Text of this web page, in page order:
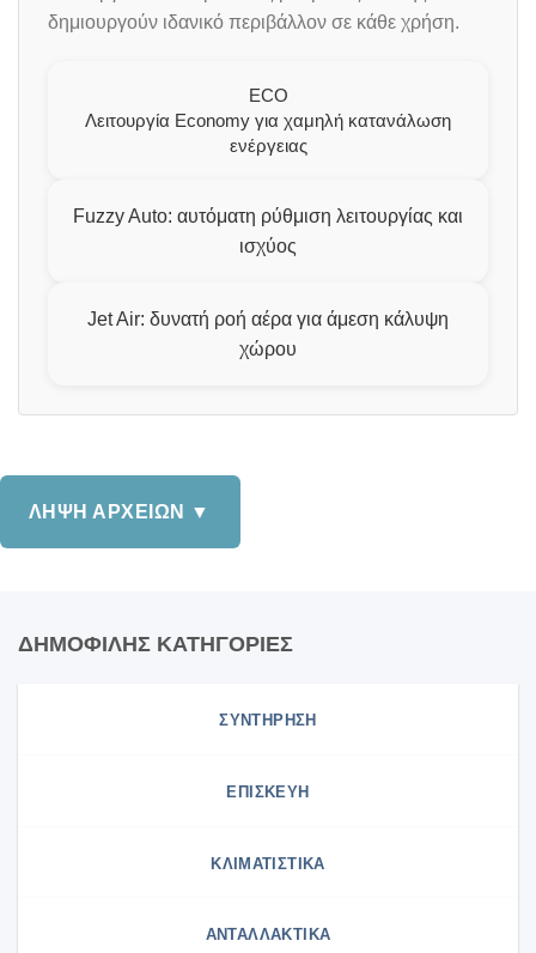
δημιουργούν ιδανικό περιβάλλον σε κάθε χρήση.
ECO
Λειτουργία Economy για χαμηλή κατανάλωση
ενέργειας
Fuzzy Auto: αυτόματη ρύθμιση λειτουργίας και
ισχύος
Jet Air: δυνατή ροή αέρα για άμεση κάλυψη
χώρου
ΛΗΨΗ ΑΡΧΕΙΩΝ ▼
ΔΗΜΟΦΙΛΗΣ ΚΑΤΗΓΟΡΙΕΣ
ΣΥΝΤΗΡΗΣΗ
ΕΠΙΣΚΕΥΗ
ΚΛΙΜΑΤΙΣΤΙΚΑ
ΑΝΤΑΛΛΑΚΤΙΚΑ